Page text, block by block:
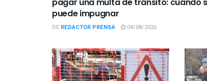
puede impugnar
DE REDACTOR PRENSA 04/08/2026